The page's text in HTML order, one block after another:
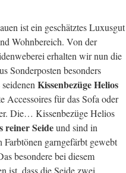
ist ein geschätztes Luxusgut
Wohnbereich. Von der
erhalten wir nun die
Sonderposten besonders
Kissenbezüge Helios
Accessoires für das Sofa oder
Die… Kissenbezüge Helios
reiner Seideund sind in
Farbtönen garngefärbt gewebt
besondere bei diesem
ist, dass die Seide zwei